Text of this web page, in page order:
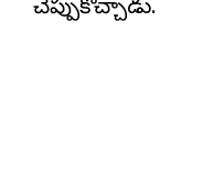
చెప్పుకొచ్చాడు.